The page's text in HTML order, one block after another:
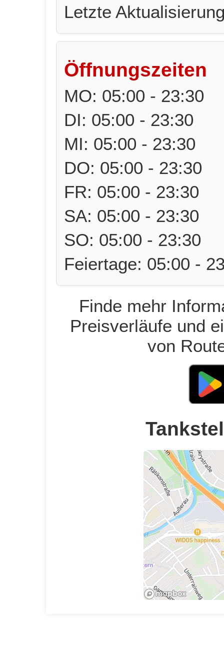
Letzte
Öffnungszeiten
MO: 05:00 - 23:30
DI: 05:00 - 23:30
MI: 05:00 - 23:30
DO: 05:00 - 23:30
FR: 05:00 - 23:30
SA: 05:00 - 23:30
SO: 05:00 - 23:30
Feiertage: 05:00 -
Finde mehr
Preisverläufe und
von